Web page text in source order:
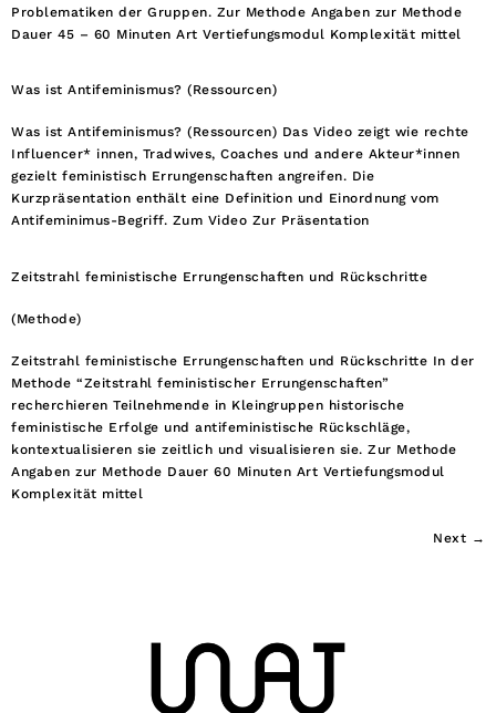
Problematiken der Gruppen. Zur Methode Angaben zur Methode
Dauer 45 – 60 Minuten Art Vertiefungsmodul Komplexität mittel
Was ist Antifeminismus? (Ressourcen)
Was ist Antifeminismus? (Ressourcen) Das Video zeigt wie rechte
Influencer* innen, Tradwives, Coaches und andere Akteur*innen
gezielt feministisch Errungenschaften angreifen. Die
Kurzpräsentation enthält eine Definition und Einordnung vom
Antifeminimus-Begriff. Zum Video Zur Präsentation
Zeitstrahl feministische Errungenschaften und Rückschritte
(Methode)
Zeitstrahl feministische Errungenschaften und Rückschritte In der
Methode “Zeitstrahl feministischer Errungenschaften”
recherchieren Teilnehmende in Kleingruppen historische
feministische Erfolge und antifeministische Rückschläge,
kontextualisieren sie zeitlich und visualisieren sie. Zur Methode
Angaben zur Methode Dauer 60 Minuten Art Vertiefungsmodul
Komplexität mittel
Next →